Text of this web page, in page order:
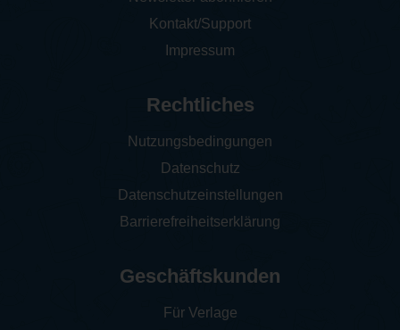
Kontakt/Support
Impressum
Rechtliches
Nutzungsbedingungen
Datenschutz
Datenschutzeinstellungen
Barrierefreiheitserklärung
Geschäftskunden
Für Verlage